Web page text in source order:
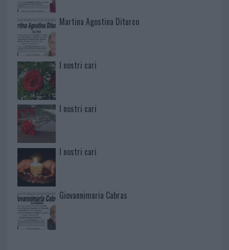
Martina Agostina Diturco
I nostri cari
I nostri cari
I nostri cari
Giovannimaria Cabras